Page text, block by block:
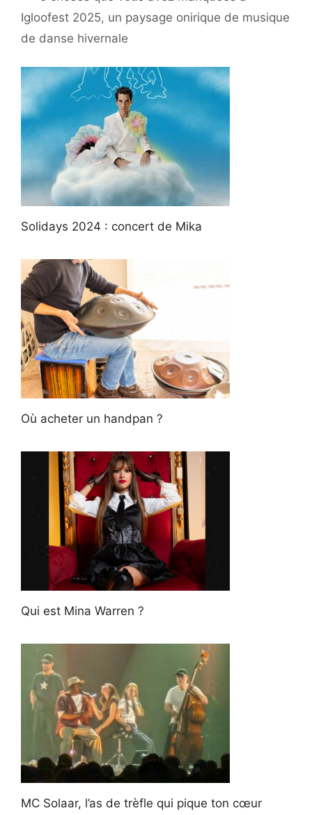
Igloofest 2025, un paysage onirique de musique
de danse hivernale
Solidays 2024 : concert de Mika
Où acheter un handpan ?
Qui est Mina Warren ?
MC Solaar, l’as de trèfle qui pique ton cœur